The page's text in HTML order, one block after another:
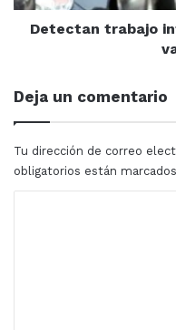
espacios se
cambio, lo que la
pertinente para Sinaloa
Detectan trabajo
Deja un comentario
Tu dirección de correo
obligatorios están